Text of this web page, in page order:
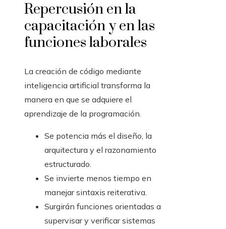
Repercusión en la
capacitación y en las
funciones laborales
La creación de código mediante
inteligencia artificial transforma la
manera en que se adquiere el
aprendizaje de la programación.
Se potencia más el diseño, la
arquitectura y el razonamiento
estructurado.
Se invierte menos tiempo en
manejar sintaxis reiterativa.
Surgirán funciones orientadas a
supervisar y verificar sistemas